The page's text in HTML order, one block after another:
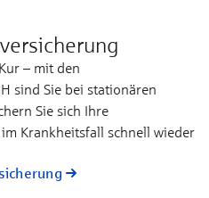
– mit den
sind Sie bei stationären
Sie sich Ihre
Krankheitsfall schnell wieder